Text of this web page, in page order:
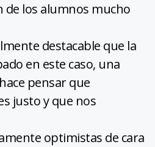
los alumnos mucho
destacable que la
en este caso, una
pensar que
justo y que nos
optimistas de cara